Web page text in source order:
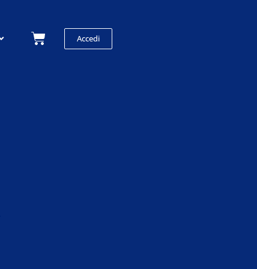
CarrelloAccedi